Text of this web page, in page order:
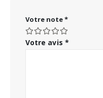
Votre note*
Votre avis *